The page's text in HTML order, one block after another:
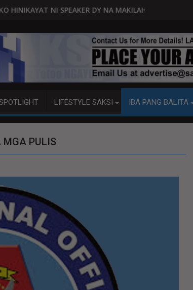
DY NA MAKILAHOK SA PAGBUO NG MGA BATAS
MALACAÑANG PINAAARAL
LIFESTYLE SAKSI IBA PANG BALITA
MGA PULIS